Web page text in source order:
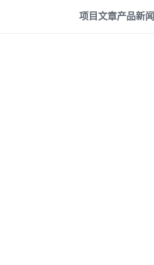
项目文章产品新闻